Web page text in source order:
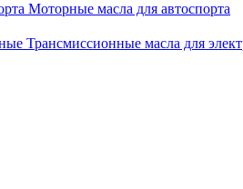
Моторные масла для автоспорта
Трансмиссионные масла для